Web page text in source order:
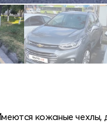
кожаные чехлы,